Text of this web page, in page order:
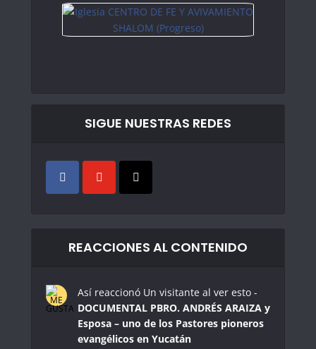
SIGUE NUESTRAS REDES
REACCIONES AL CONTENIDO
Así reaccionó Un visitante al ver esto -
DOCUMENTAL PBRO. ANDRÉS ARAIZA y
Esposa – uno de los Pastores pioneros
evangélicos en Yucatán